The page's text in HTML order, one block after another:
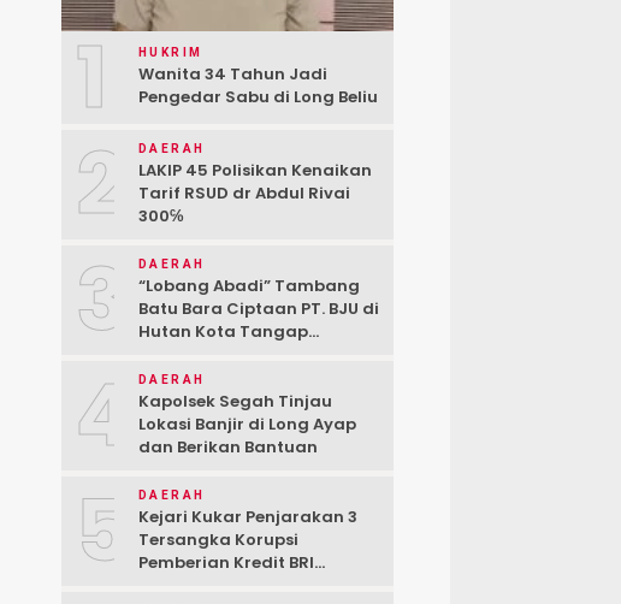
1 HUKRIM
Wanita 34 Tahun Jadi
Pengedar Sabu di Long Beliu
2 DAERAH
LAKIP 45 Polisikan Kenaikan
Tarif RSUD dr Abdul Rivai
300℅
3 DAERAH
“Lobang Abadi” Tambang
Batu Bara Ciptaan PT. BJU di
Hutan Kota Tangap
4 DAERAH
Kapolsek Segah Tinjau
Lokasi Banjir di Long Ayap
dan Berikan Bantuan
5 DAERAH
Kejari Kukar Penjarakan 3
Tersangka Korupsi
Pemberian Kredit BRI